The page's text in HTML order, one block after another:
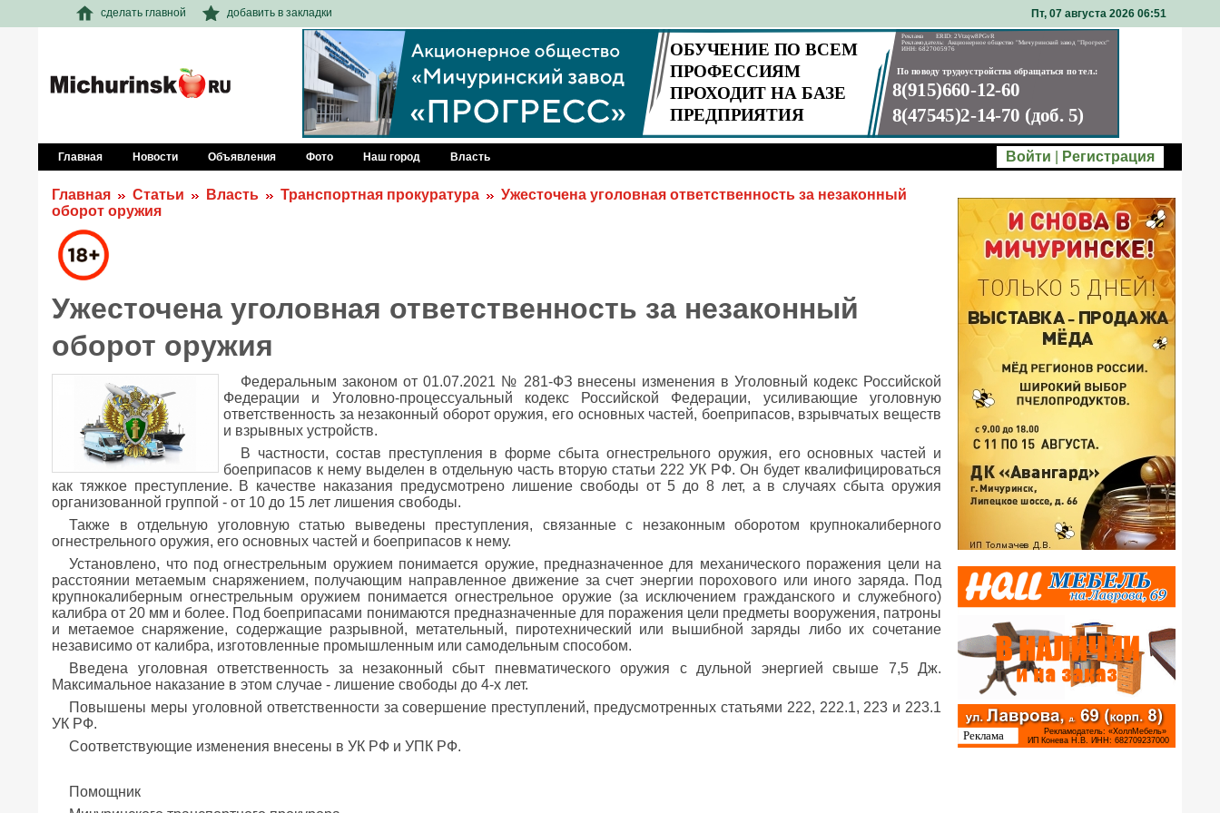
сделать главной добавить в закладки Пт, 07 августа 2026 06 51
Главная Новости Объявления Фото Наш город Власть Войти Регистрация
Главная Статьи Власть Транспортная прокуратура
Ужесточена уголовная ответственность за незаконный
оборот оружия
Ужесточена уголовная ответственность за незаконный
оборот оружия
Федеральным законом от 01.07.2021 № 281-ФЗ внесены изменения в Уголовный кодекс Российской
Федерации и Уголовно-процессуальный кодекс Российской Федерации, усиливающие уголовную
ответственность за незаконный оборот оружия, его основных частей, боеприпасов, взрывчатых веществ
и взрывных устройств.
В частности, состав преступления в форме сбыта огнестрельного оружия, его основных частей и
боеприпасов к нему выделен в отдельную часть вторую статьи 222 УК РФ. Он будет квалифицироваться
как тяжкое преступление. В качестве наказания предусмотрено лишение свободы от 5 до 8 лет, а в случаях сбыта оружия
организованной группой - от 10 до 15 лет лишения свободы.
Также в отдельную уголовную статью выведены преступления, связанные с незаконным оборотом крупнокалиберного
огнестрельного оружия, его основных частей и боеприпасов к нему.
Установлено, что под огнестрельным оружием понимается оружие, предназначенное для механического поражения цели на
расстоянии метаемым снаряжением, получающим направленное движение за счет энергии порохового или иного заряда. Под
крупнокалиберным огнестрельным оружием понимается огнестрельное оружие (за исключением гражданского и служебного)
калибра от 20 мм и более. Под боеприпасами понимаются предназначенные для поражения цели предметы вооружения, патроны
и метаемое снаряжение, содержащие разрывной, метательный, пиротехнический или вышибной заряды либо их сочетание
независимо от калибра, изготовленные промышленным или самодельным способом.
Введена уголовная ответственность за незаконный сбыт пневматического оружия с дульной энергией свыше 7,5 Дж.
Максимальное наказание в этом случае - лишение свободы до 4-х лет.
Повышены меры уголовной ответственности за совершение преступлений, предусмотренных статьями 222, 222.1, 223 и 223.1
УК РФ.
Соответствующие изменения внесены в УК РФ и УПК РФ.
Помощник